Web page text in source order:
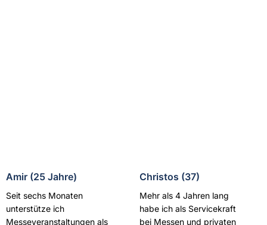
Amir (25 Jahre)
Seit sechs Monaten
unterstütze ich
Messeveranstaltungen als
Christos (37)
Mehr als 4 Jahren lang
habe ich als Servicekraft
bei Messen und privaten